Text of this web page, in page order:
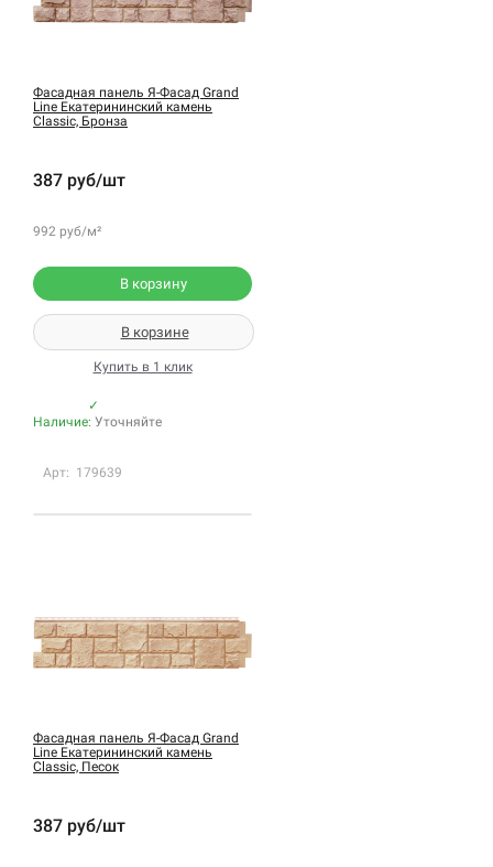
Фасадная панель Я-Фасад Grand
Line Екатерининский камень
Classic, Бронза
387 руб/шт
992 руб/м²
В корзину
В корзине
Купить в 1 клик
✓
Наличие: Уточняйте
Арт: 179639
Фасадная панель Я-Фасад Grand
Line Екатерининский камень
Classic, Песок
387 руб/шт